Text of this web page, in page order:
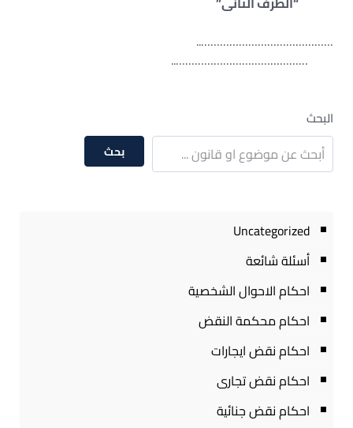
……………………………………..
……………………………………..
البحث
بحث
Uncategorized
أسئلة شائعة
احكام الاحوال الشخصية
احكام محكمة النقض
احكام نقض ايجارات
احكام نقض تجارى
احكام نقض جنائية